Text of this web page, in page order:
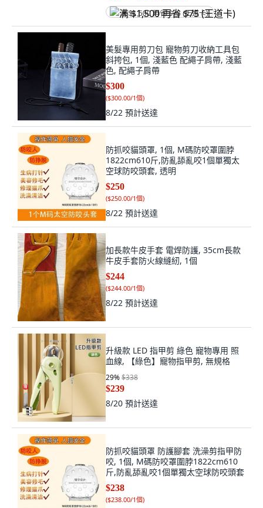
满 $1,500 再省 $75 (王道卡)
美髮專用剪刀包 寵物剪刀收納工具包
斜挎包, 1個, 淺藍色 配繩子肩帶, 淺藍
色, 配繩子肩帶
$300
($300.00/1個)
8/22 預計送達
防抓咬貓頭罩, 1個, M碼防咬罩圍脖
1822cm610斤,防亂舔亂咬1個單獨太
空球防咬頭套, 透明
$250
($250.00/1個)
8/22 預計送達
加長款牛皮手套 電焊防護, 35cm長款
牛皮手套防火線縫紉, 1個
$244
($244.00/1個)
8/22 預計送達
升級款 LED 指甲剪 綠色 寵物專用 照
血線, 【綠色】寵物指甲剪, 無規格
29%$338
$239
8/20 預計送達
防抓咬貓頭罩 防護腳套 洗澡剪指甲防
咬, 1個, M碼防咬罩圍脖1822cm610
斤,防亂舔亂咬1個單獨太空球防咬頭套
$238
($238.00/1個)